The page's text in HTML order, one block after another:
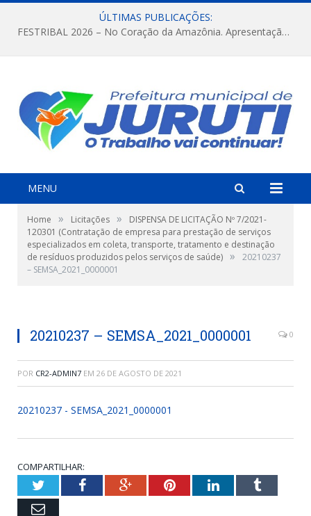
ÚLTIMAS PUBLICAÇÕES:
FESTRIBAL 2026 – No Coração da Amazônia. Apresentação da Munduruku.
MENU
Home » Licitações »
DISPENSA DE LICITAÇÃO Nº 7/2021-
120301 (Contratação de empresa para prestação de serviços
especializados em coleta, transporte, tratamento e destinação
de resíduos produzidos pelos serviços de saúde) »
20210237
– SEMSA_2021_0000001
20210237 – SEMSA_2021_0000001 0
POR CR2-ADMIN7 EM 26 DE AGOSTO DE 2021
20210237 - SEMSA_2021_0000001
COMPARTILHAR:
TwitterFacebookGoogle+PinterestLinkedInTumblr
Email